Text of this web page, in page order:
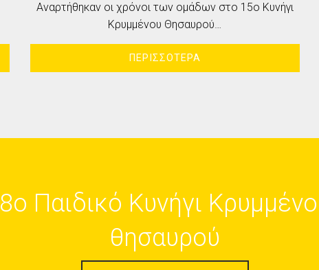
Αναρτήθηκαν οι χρόνοι των ομάδων στο 15ο Κυνήγι
Κρυμμένου Θησαυρού…
ΠΕΡΙΣΣΟΤΕΡΑ
8o Παιδικό Κυνήγι
θησαυρού